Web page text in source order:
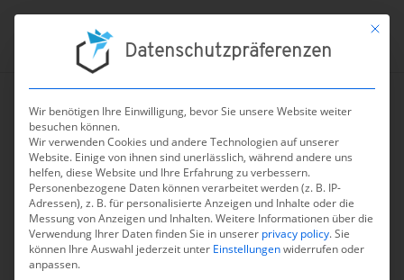
←zur Übersicht aller Nachrichten
FDA harmonisiert
bestehende Vorschriften
mit der ISO 13485
29. November 2023
Mit
Datenschutzpräferenzen
Wir benötigen Ihre Einwilligung, bevor Sie unsere Website weiter
besuchen können.
Wir verwenden Cookies und andere Technologien auf unserer
Website. Einige von ihnen sind unerlässlich, während andere uns
helfen, diese Website und Ihre Erfahrung zu verbessern.
Personenbezogene Daten können verarbeitet werden (z. B. IP-
Adressen), z. B. für personalisierte Anzeigen und Inhalte oder die
Messung von Anzeigen und Inhalten.Weitere Informationen über die
Verwendung Ihrer Daten finden Sie in unserer privacy policy.Sie
können Ihre Auswahl jederzeit unter Einstellungenwiderrufen oder
anpassen.